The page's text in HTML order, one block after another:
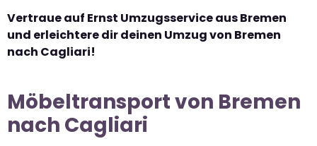
Vertraue auf Ernst Umzugsservice aus Bremen
und erleichtere dir deinen Umzug von Bremen
nach Cagliari!
Möbeltransport von Bremen
nach Cagliari